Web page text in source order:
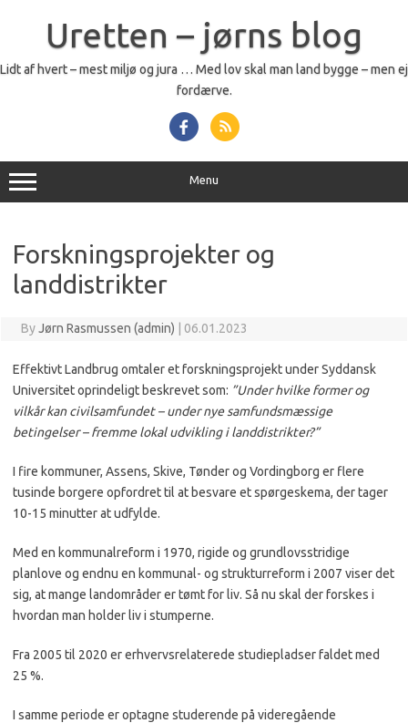
Uretten – jørns blog
Lidt af hvert – mest miljø og jura … Med lov skal man land bygge – men ej
fordærve.
Menu
Forskningsprojekter og
landdistrikter
ByJørn Rasmussen (admin) 06.01.2023
Effektivt Landbrug omtaler et forskningsprojekt under Syddansk
Universitet oprindeligt beskrevet som: ”Under hvilke former og
vilkår kan civilsamfundet – under nye samfundsmæssige
betingelser – fremme lokal udvikling i landdistrikter?”
I fire kommuner, Assens, Skive, Tønder og Vordingborg er flere
tusinde borgere opfordret til at besvare et spørgeskema, der tager
10-15 minutter at udfylde.
Med en kommunalreform i 1970, rigide og grundlovsstridige
planlove og endnu en kommunal- og strukturreform i 2007 viser det
sig, at mange landområder er tømt for liv. Så nu skal der forskes i
hvordan man holder liv i stumperne.
Fra 2005 til 2020 er erhvervsrelaterede studiepladser faldet med
25 %.
I samme periode er optagne studerende på videregående